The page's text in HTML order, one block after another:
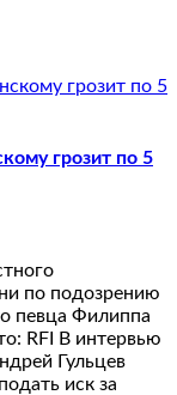
грозит по 5
по подозрению
певца Филиппа
RFI В интервью
Гульцев
иск за